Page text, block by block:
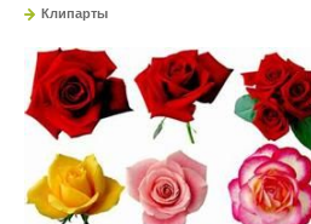
Клипарты